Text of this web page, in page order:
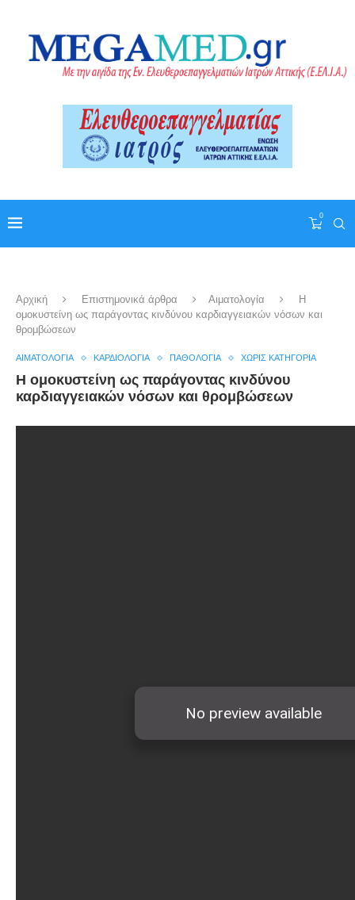
0
Αρχική Επιστημονικά άρθρα Αιματολογία
Η
ομοκυστείνη ως παράγοντας κινδύνου καρδιαγγειακών νόσων και
θρομβώσεων
ΑΙΜΑΤΟΛΟΓΊΑ ΚΑΡΔΙΟΛΟΓΊΑ ΠΑΘΟΛΟΓΊΑ ΧΩΡΊΣ ΚΑΤΗΓΟΡΊΑ
Η ομοκυστείνη ως παράγοντας κινδύνου
καρδιαγγειακών νόσων και θρομβώσεων